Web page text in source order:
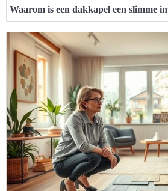
Waarom is een dakkapel een slimme